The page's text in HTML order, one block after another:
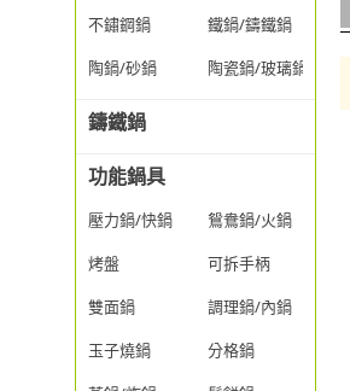
不鏽鋼鍋
鐵鍋/鑄鐵鍋
陶鍋/砂鍋
陶瓷鍋/玻璃鍋/透明鍋
鑄鐵鍋
功能鍋具
壓力鍋/快鍋
鴛鴦鍋/火鍋
烤盤
可拆手柄
雙面鍋
調理鍋/內鍋
玉子燒鍋
分格鍋